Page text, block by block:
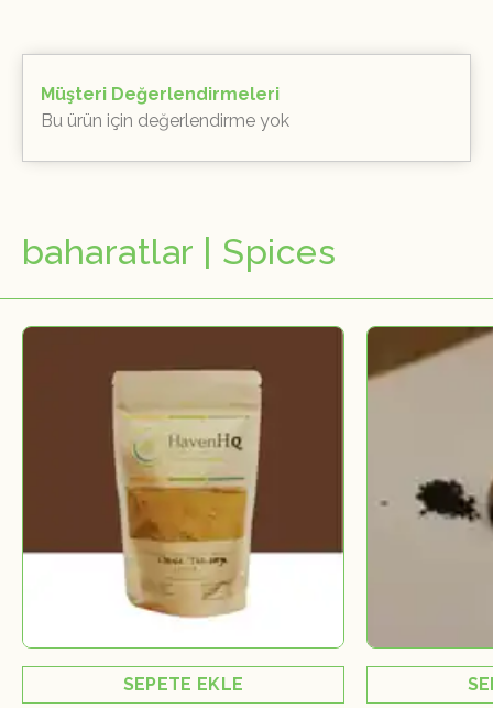
Müşteri Değerlendirmeleri
Bu ürün için değerlendirme yok
baharatlar | Spices
SEPETE EKLE